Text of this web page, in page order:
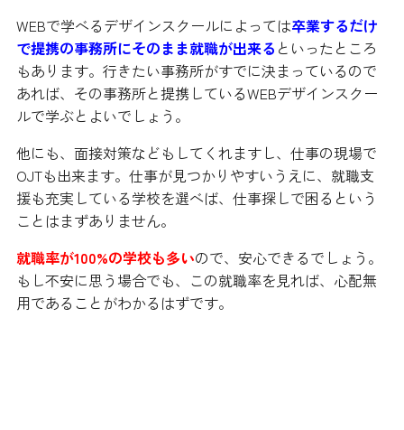
WEBで学べるデザインスクールによっては卒業するだけ
で提携の事務所にそのまま就職が出来る といったところ
もあります。行きたい事務所がすでに決まっているので
あれば、その事務所と提携しているWEBデザインスクー
ルで学ぶとよいでしょう。
他にも、面接対策などもしてくれますし、仕事の現場で
OJTも出来ます。仕事が見つかりやすいうえに、就職支
援も充実している学校を選べば、仕事探しで困るという
ことはまずありません。
就職率が100%の学校も多いので、安心できるでしょう。
もし不安に思う場合でも、この就職率を見れば、心配無
用であることがわかるはずです。